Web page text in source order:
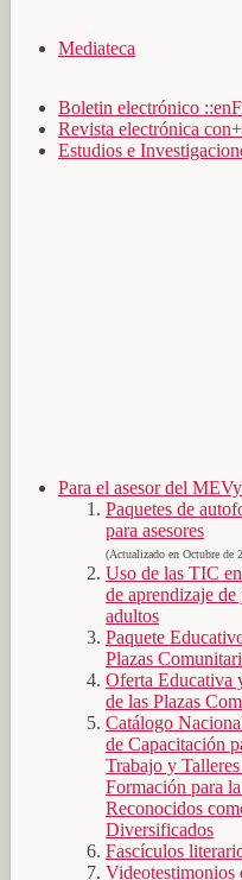
Mediateca
Boletin electrónico
Revista electrónica
Estudios e
Para el asesor del
Paquetes de
para asesores
(Actualizado en Octubre de
Uso de las TIC
de aprendizaje
adultos
Paquete
Plazas
Oferta Educativa
de las Plazas
Catálogo
de Capacitación
Trabajo y
Formación para
Reconocidos
Diversificados
Fascículos